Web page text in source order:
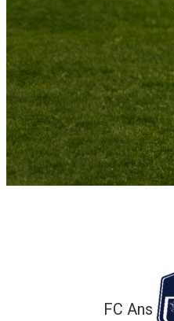
FC Ans